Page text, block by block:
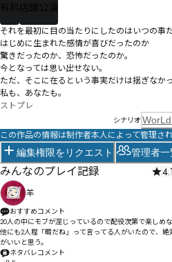
有料 店舗公演
それを最初に目の当たりにしたのはいつの事
はじめに生まれた感情が喜びだったのか
驚きだったのか、恐怖だったのか。
今となっては思い出せない。
ただ、そこに在るという事実だけは揺ぎなかっ
私も、あなたも。
ストプレ
シナリオ
この作品の情報は制作者本人によって管理さ
編集権限をリクエスト 管理者一
みんなのプレイ記録 4.1
羊
おすすめコメント
20人の中にモブが混じっているので配役次第で楽しめ
他にも2人程「暇だね」って言ってる人がいたので、
がいいと思う。
ネタバレコメント